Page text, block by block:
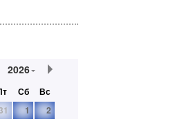
2026
Сб
Вс
1
2